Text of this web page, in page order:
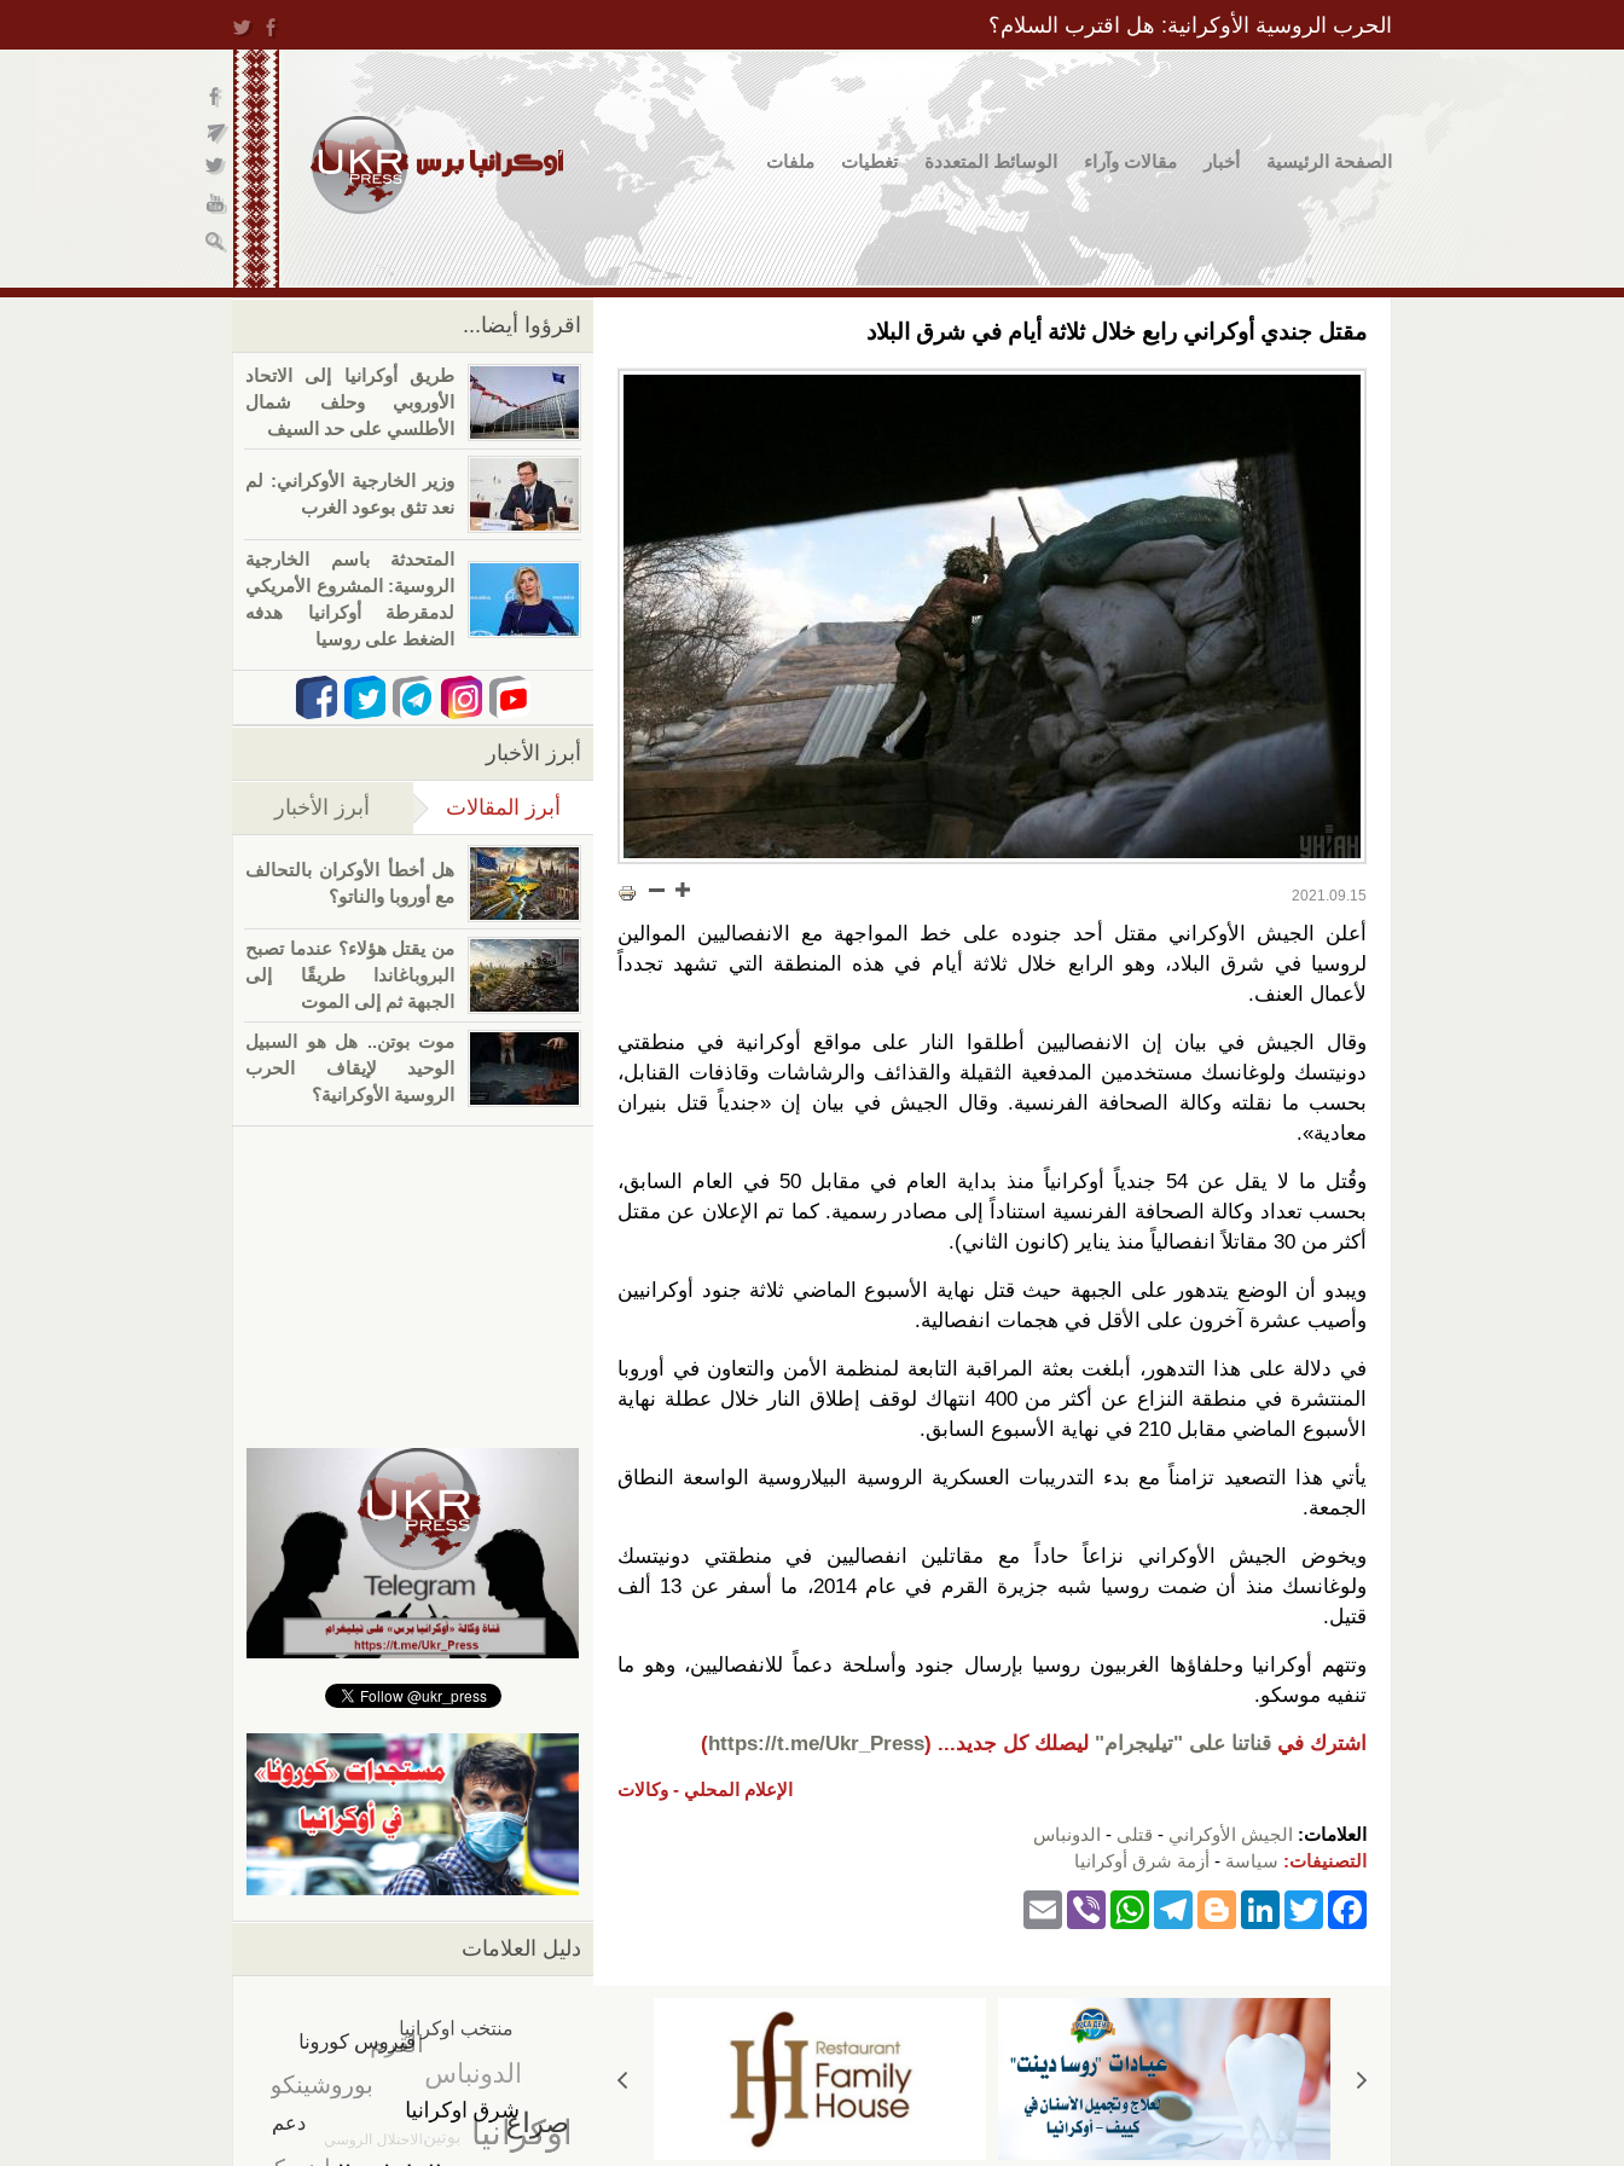
الحرب الروسية الأوكرانية: هل اقترب السلام؟
الصفحة الرئيسية أخبار مقالات وآراء الوسائط المتعددة تغطيات ملفات
مقتل جندي أوكراني رابع خلال ثلاثة أيام في شرق البلاد
2021.09.15
أعلن الجيش الأوكراني مقتل أحد جنوده على خط المواجهة مع الانفصاليين الموالين
لروسيا في شرق البلاد، وهو الرابع خلال ثلاثة أيام في هذه المنطقة التي تشهد تجدداً
لأعمال العنف.
وقال الجيش في بيان إن الانفصاليين أطلقوا النار على مواقع أوكرانية في منطقتي
دونيتسك ولوغانسك مستخدمين المدفعية الثقيلة والقذائف والرشاشات وقاذفات القنابل،
بحسب ما نقلته وكالة الصحافة الفرنسية. وقال الجيش في بيان إن «جندياً قتل بنيران
معادية».
وقُتل ما لا يقل عن 54 جندياً أوكرانياً منذ بداية العام في مقابل 50 في العام السابق،
بحسب تعداد وكالة الصحافة الفرنسية استناداً إلى مصادر رسمية. كما تم الإعلان عن مقتل
أكثر من 30 مقاتلاً انفصالياً منذ يناير (كانون الثاني).
ويبدو أن الوضع يتدهور على الجبهة حيث قتل نهاية الأسبوع الماضي ثلاثة جنود أوكرانيين
وأصيب عشرة آخرون على الأقل في هجمات انفصالية.
في دلالة على هذا التدهور، أبلغت بعثة المراقبة التابعة لمنظمة الأمن والتعاون في أوروبا
المنتشرة في منطقة النزاع عن أكثر من 400 انتهاك لوقف إطلاق النار خلال عطلة نهاية
الأسبوع الماضي مقابل 210 في نهاية الأسبوع السابق.
يأتي هذا التصعيد تزامناً مع بدء التدريبات العسكرية الروسية البيلاروسية الواسعة النطاق
الجمعة.
ويخوض الجيش الأوكراني نزاعاً حاداً مع مقاتلين انفصاليين في منطقتي دونيتسك
ولوغانسك منذ أن ضمت روسيا شبه جزيرة القرم في عام 2014، ما أسفر عن 13 ألف
قتيل.
وتتهم أوكرانيا وحلفاؤها الغربيون روسيا بإرسال جنود وأسلحة دعماً للانفصاليين، وهو ما
تنفيه موسكو.
اشترك في قناتنا على "تيليجرام" ليصلك كل جديد... (
https://t.me/Ukr_Press
)
الإعلام المحلي - وكالات
العلامات: الجيش الأوكراني - قتلى - الدونباس
التصنيفات: سياسة - أزمة شرق أوكرانيا
F
b
o
o
T
er
Li
e
dI
n
Bl
er
T
gr
a
m
W
s
A
p
p
Vi
اقرؤوا أيضا...
طريق أوكرانيا إلى الاتحاد
الأوروبي وحلف شمال
الأطلسي على حد السيف
وزير الخارجية الأوكراني: لم
نعد تثق بوعود الغرب
المتحدثة باسم الخارجية
الروسية: المشروع الأمريكي
لدمقرطة أوكرانيا هدفه
الضغط على روسيا
أبرز الأخبار
أبرز المقالات (علامة التبويب النشطة)
أبرز الأخبار
هل أخطأ الأوكران بالتحالف
مع أوروبا والناتو؟
من يقتل هؤلاء؟ عندما تصبح
البروباغاندا طريقًا إلى
الجبهة ثم إلى الموت
موت بوتن.. هل هو السبيل
الوحيد لإيقاف الحرب
الروسية الأوكرانية؟
دليل العلامات